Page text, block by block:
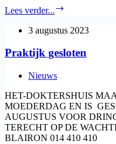
Lees verder...
3 augustus 2023
Praktijk gesloten
Nieuws
HET-DOKTERSHUIS
MOEDERDAG EN IS
AUGUSTUS VOOR
TERECHT OP DE
BLAIRON 014 410 410